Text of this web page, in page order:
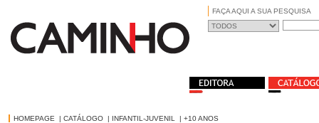
FAÇA AQUI A SUA PESQUISA
HOMEPAGE | CATÁLOGO| INFANTIL-JUVENIL | +10 ANOS